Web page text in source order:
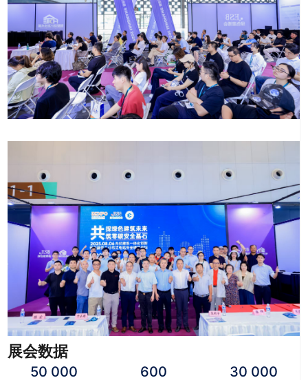
展会数据
50 000 600 30 000